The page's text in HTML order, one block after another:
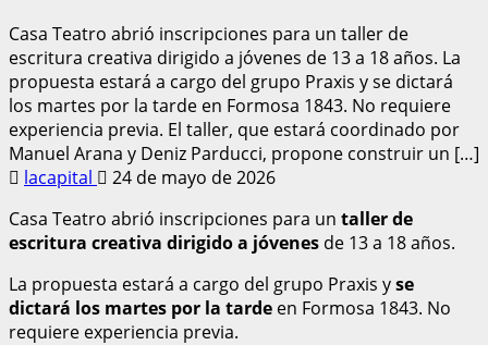
Casa Teatro abrió inscripciones para un taller de
escritura creativa dirigido a jóvenes de 13 a 18 años. La
propuesta estará a cargo del grupo Praxis y se dictará
los martes por la tarde en Formosa 1843. No requiere
experiencia previa. El taller, que estará coordinado por
Manuel Arana y Deniz Parducci, propone construir un […]
lacapital
24 de mayo de 2026
Casa Teatro abrió inscripciones para un taller de
escritura creativa dirigido a jóvenes de 13 a 18 años.
La propuesta estará a cargo del grupo Praxis yse
dictará los martes por la tarde en Formosa 1843. No
requiere experiencia previa.